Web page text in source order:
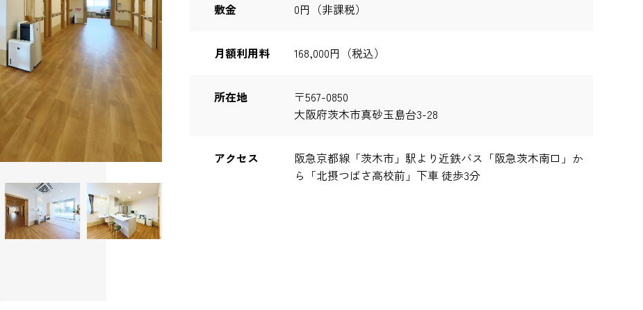
敷金 0円（非課税）
月額利用料 168,000円（税込）
所在地
〒567-0850
大阪府茨木市真砂玉島台3-28
アクセス
阪急京都線「茨木市」駅より近鉄バス「阪急茨木南口」か
ら「北摂つばさ高校前」下車 徒歩3分